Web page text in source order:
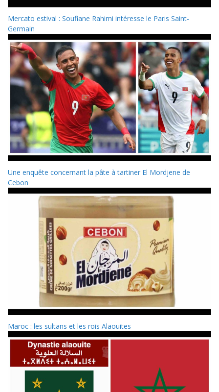
Mercato estival : Soufiane Rahimi intéresse le Paris Saint-
Germain
Une enquête concernant la pâte à tartiner El Mordjene de
Cebon
Maroc : les sultans et les rois Alaouites